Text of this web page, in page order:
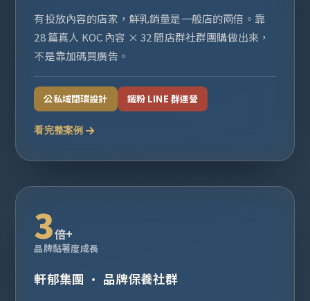
有投放內容的店家，鮮乳銷量是一般店的兩倍。靠
28 篇真人 KOC 內容 × 32 間店群社群團購做出來，
不是靠加碼買廣告。
公私域閉環設計 鐵粉 LINE 群運營
看完整案例
3倍+
品牌黏著度成長
軒郁集團 · 品牌保養社群